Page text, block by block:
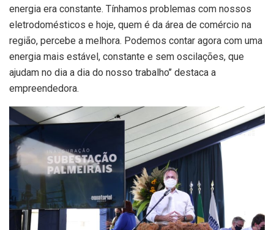
energia era constante. Tínhamos problemas com nossos
eletrodomésticos e hoje, quem é da área de comércio na
região, percebe a melhora. Podemos contar agora com uma
energia mais estável, constante e sem oscilações, que
ajudam no dia a dia do nosso trabalho’’ destaca a
empreendedora.